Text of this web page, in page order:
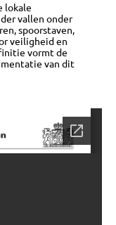
lokale
vallen onder
spoorstaven,
veiligheid en
vormt de
van dit